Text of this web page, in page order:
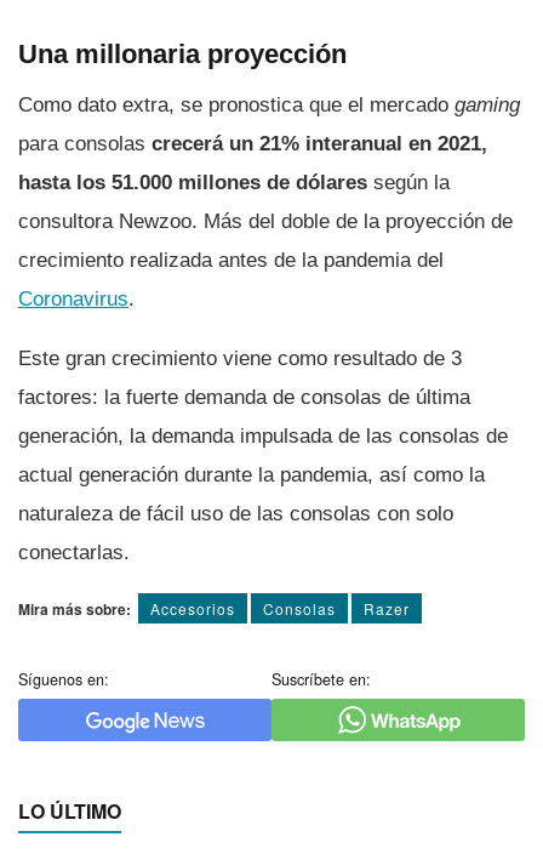
Una millonaria proyección
Como dato extra, se pronostica que el mercado gaming
para consolas crecerá un 21% interanual en 2021,
hasta los 51.000 millones de dólares según la
consultora Newzoo. Más del doble de la proyección de
crecimiento realizada antes de la pandemia del
Coronavirus.
Este gran crecimiento viene como resultado de 3
factores: la fuerte demanda de consolas de última
generación, la demanda impulsada de las consolas de
actual generación durante la pandemia, así­ como la
naturaleza de fácil uso de las consolas con solo
conectarlas.
Mira más sobre: Accesorios Consolas Razer
Síguenos en: Suscríbete en:
LO ÚLTIMO